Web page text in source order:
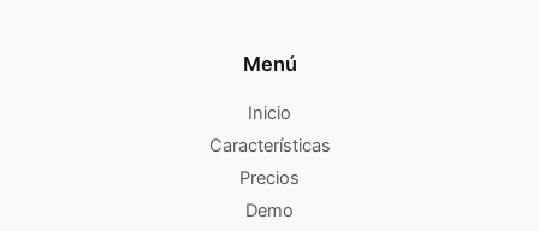
Menú
Inicio
Características
Precios
Demo